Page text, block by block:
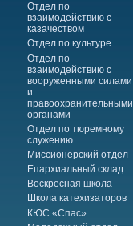
Отдел по
взаимодействию с
казачеством
Отдел по культуре
Отдел по
взаимодействию с
вооруженными силами
и
правоохранительными
органами
Отдел по тюремному
служению
Миссионерский отдел
Епархиальный склад
Воскресная школа
Школа катехизаторов
КЮС «Спас»